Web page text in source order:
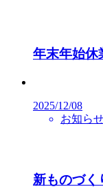
年末年始休
2025/12/08
お知ら
新ものづく